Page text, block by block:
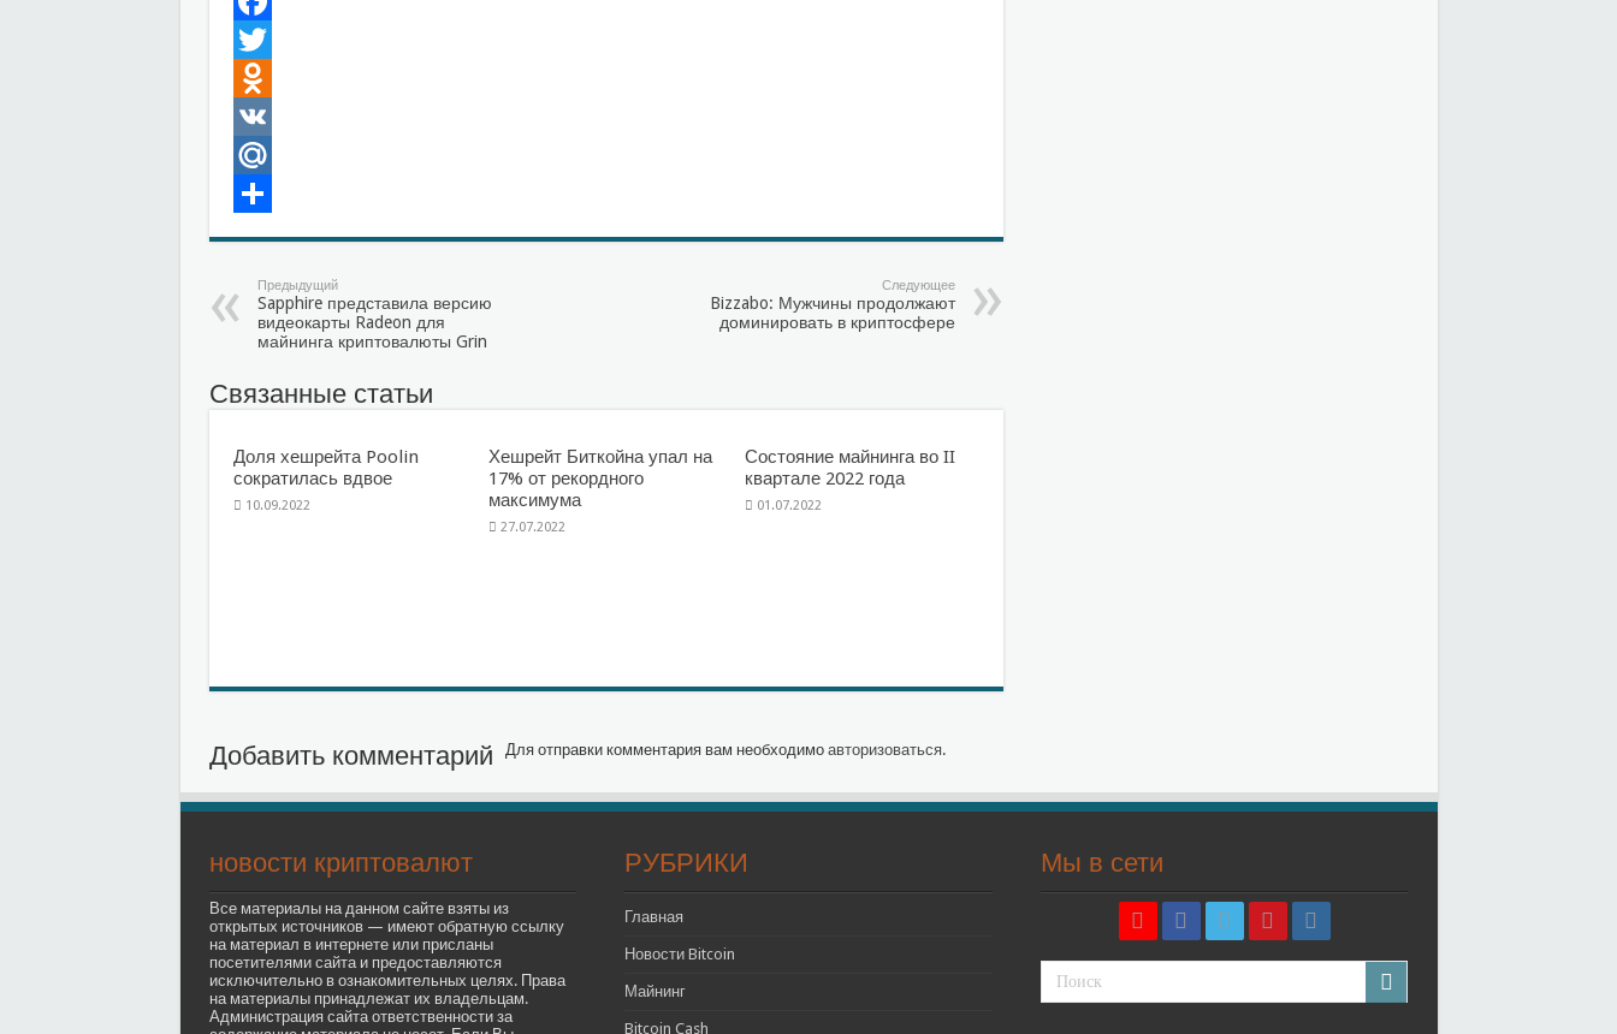
Facebook
Twitter
Odnoklassniki
VK
Mail.Ru
Предыдущий
Sapphire представила версию
видеокарты Radeon для
майнинга криптовалюты Grin
Следующее
Bizzabo: Мужчины продолжают
доминировать в криптосфере
Связанные статьи
Доля хешрейта Poolin
сократилась вдвое
10.09.2022
Хешрейт Биткойна упал на
17% от рекордного
максимума
27.07.2022
Состояние майнинга во II
квартале 2022 года
01.07.2022
Добавить комментарий Для отправки комментария вам необходимо авторизоваться.
новости криптовалют
Все материалы на данном сайте взяты из
открытых источников — имеют обратную ссылку
на материал в интернете или присланы
посетителями сайта и предоставляются
исключительно в ознакомительных целях. Права
на материалы принадлежат их владельцам.
Администрация сайта ответственности за
РУБРИКИ
Главная
Новости Bitcoin
Майнинг
Bitcoin Cash
Мы в сети